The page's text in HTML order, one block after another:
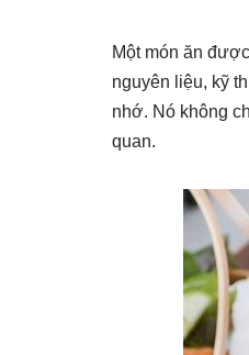
Một món ăn
nguyên liệu, kỹ
nhớ. Nó không
quan.